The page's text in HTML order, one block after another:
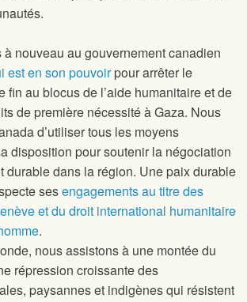
nouveau au gouvernement canadien
est en son pouvoirpour arrêter le
fin au blocus de l’aide humanitaire et de
de première nécessité à Gaza. Nous
d’utiliser tous les moyens
disposition pour soutenir la négociation
durable dans la région. Une paix durable
sesengagements au titre des
et du droit international humanitaire
.
nous assistons à une montée du
répression croissante des
paysannes et indigènes qui résistent